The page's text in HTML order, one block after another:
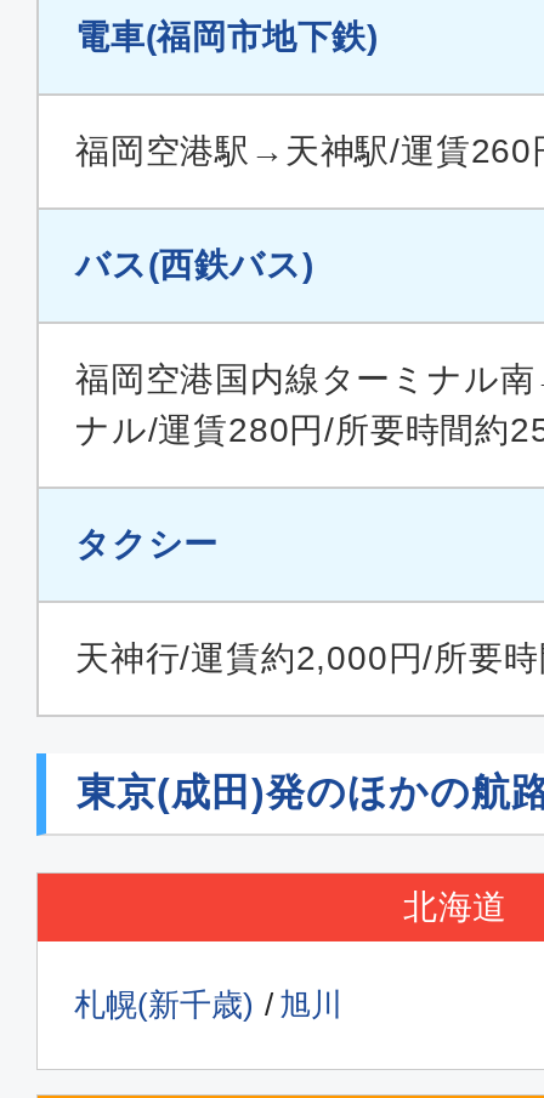
電車(福岡市地下鉄)
福岡空港駅→天神駅/運賃260
バス(西鉄バス)
福岡空港国内線ターミナル
ナル/運賃280円/所要時間約
タクシー
天神行/運賃約2,000円/所要
東京(成田)発のほかの航
北海道
札幌(新千歳) 旭川